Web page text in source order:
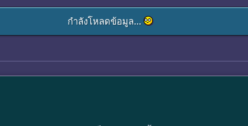
กำลังโหลดข้อมูล...